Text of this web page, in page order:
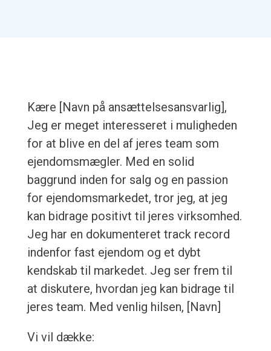
Kære [Navn på ansættelsesansvarlig],
Jeg er meget interesseret i muligheden
for at blive en del af jeres team som
ejendomsmægler. Med en solid
baggrund inden for salg og en passion
for ejendomsmarkedet, tror jeg, at jeg
kan bidrage positivt til jeres virksomhed.
Jeg har en dokumenteret track record
indenfor fast ejendom og et dybt
kendskab til markedet. Jeg ser frem til
at diskutere, hvordan jeg kan bidrage til
jeres team. Med venlig hilsen, [Navn]
Vi vil dække: